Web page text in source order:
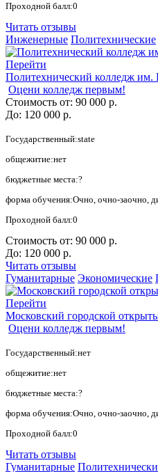
Проходной балл:0
Читать отзывы
Инженерные Политехнические
Перейти
Политехнический колледж им.
Оцени колледж первым!
Стоимость от: 90 000 р.
До: 120 000 р.
Государственный:state
общежитие:нет
бюджетные места:?
форма обучения:Очно, очно-заочно,
Проходной балл:0
Стоимость от: 90 000 р.
До: 120 000 р.
Читать отзывы
Гуманитарные Экономические
Перейти
Московский городской
Оцени колледж первым!
Государственный:нет
общежитие:нет
бюджетные места:?
форма обучения:Очно, очно-заочно,
Проходной балл:0
Читать отзывы
Гуманитарные